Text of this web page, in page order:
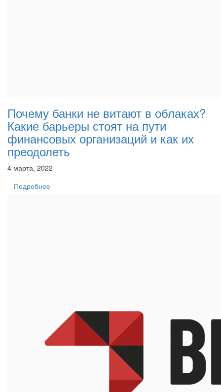
Почему банки не витают в облаках?
Какие барьеры стоят на пути
финансовых организаций и как их
преодолеть
4 марта, 2022
Подробнее